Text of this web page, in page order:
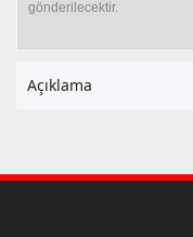
gönderilecektir.
Açıklama